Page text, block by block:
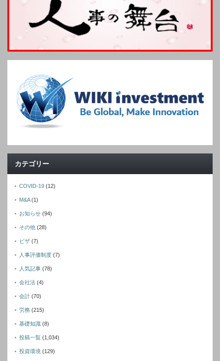
カテゴリー
COVID-19 (12)
M&A(1)
お知らせ (94)
その他 (28)
ビザ (7)
人事評価制度 (7)
人気記事 (78)
会社法 (4)
会計 (70)
労務 (215)
基礎知識 (8)
投稿一覧 (1,034)
投資環境 (129)